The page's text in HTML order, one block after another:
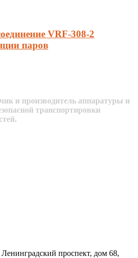
VRF-308-2
паров
и производитель аппаратуры и
транспортировки
проспект, дом 68,